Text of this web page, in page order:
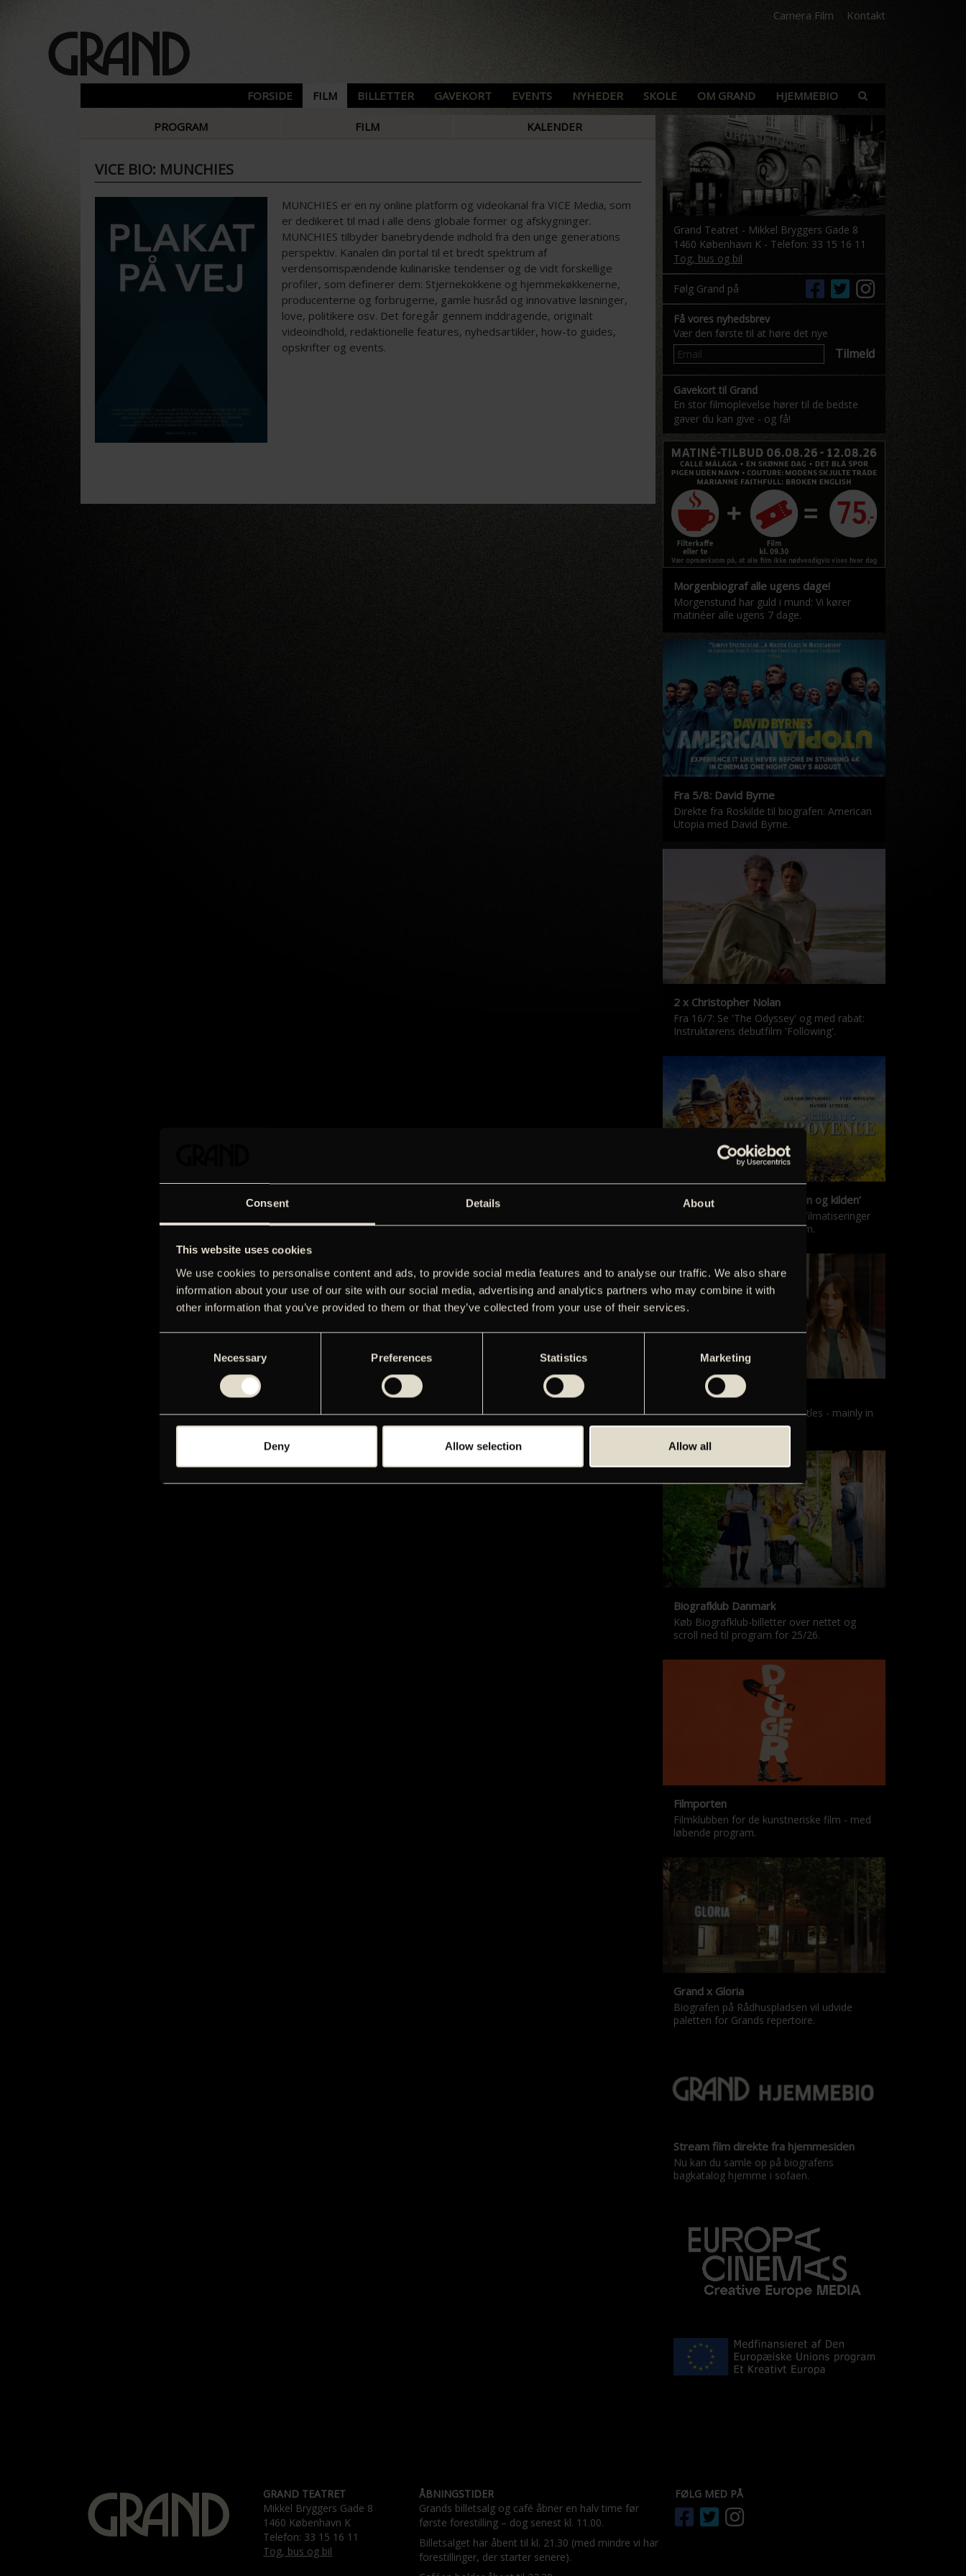
Consent Details About
This website uses cookies
We use cookies to personalise content and ads, to provide social media features and to analyse our traffic. We also share
information about your use of our site with our social media, advertising and analytics partners who may combine it with
other information that you’ve provided to them or that they’ve collected from your use of their services.
Necessary Preferences Statistics Marketing
Deny Allow selection Allow all
Camera Film Kontakt
FORSIDE FILM BILLETTER GAVEKORT EVENTS NYHEDER SKOLE OM GRAND HJEMMEBIO
PROGRAM FILM KALENDER
VICE BIO: MUNCHIES
MUNCHIES er en ny online platform og videokanal fra VICE Media, som
er dedikeret til mad i alle dens globale former og afskygninger.
MUNCHIES tilbyder banebrydende indhold fra den unge generations
perspektiv. Kanalen din portal til et bredt spektrum af
verdensomspændende kulinariske tendenser og de vidt forskellige
profiler, som definerer dem: Stjernekokkene og hjemmekøkkenerne,
producenterne og forbrugerne, gamle husråd og innovative løsninger,
love, politikere osv. Det foregår gennem inddragende, originalt
videoindhold, redaktionelle features, nyhedsartikler, how-to guides,
opskrifter og events.
Grand Teatret - Mikkel Bryggers Gade 8
1460 København K - Telefon: 33 15 16 11
Tog, bus og bil
Følg Grand på
Få vores nyhedsbrev
Vær den første til at høre det nye
Tilmeld
Gavekort til Grand
En stor filmoplevelse hører til de bedste
gaver du kan give - og få!
Morgenbiograf alle ugens dage!
Morgenstund har guld i mund: Vi kører
matinéer alle ugens 7 dage.
Fra 5/8: David Byrne
Direkte fra Roskilde til biografen: American
Utopia med David Byrne.
2 x Christopher Nolan
Fra 16/7: Se 'The Odyssey' og med rabat:
Instruktørens debutfilm 'Following'.
‘Kilden i Provence’ & ‘Manon og kilden’
De klassiske Marcel Pagnol-filmatiseringer
er tilbage i nyrestaureret form.
Films with English subtitles
Screenings with English subtitles - mainly in
our sister cinema, Gloria.
Biografklub Danmark
Køb Biografklub-billetter over nettet og
scroll ned til program for 25/26.
Filmporten
Filmklubben for de kunstneriske film - med
løbende program.
Grand x Gloria
Biografen på Rådhuspladsen vil udvide
paletten for Grands repertoire.
Stream film direkte fra hjemmesiden
Nu kan du samle op på biografens
bagkatalog hjemme i sofaen.
GRAND TEATRET
Mikkel Bryggers Gade 8
1460 København K
Telefon: 33 15 16 11
Tog, bus og bil
ÅBNINGSTIDER
Grands billetsalg og café åbner en halv time før
første forestilling – dog senest kl. 11.00.
Billetsalget har åbent til kl. 21.30 (med mindre vi har
forestillinger, der starter senere).
FØLG MED PÅ